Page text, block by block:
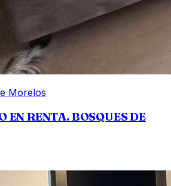
Morelos
EN RENTA. BOSQUES DE